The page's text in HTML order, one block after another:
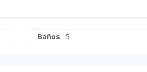
Baños : 5